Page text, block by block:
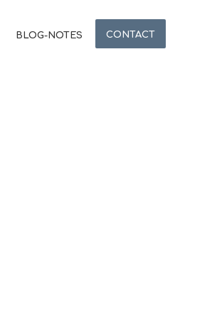
BLOG-NOTES CONTACT